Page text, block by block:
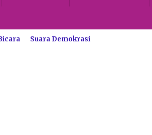
Suara Demokrasi